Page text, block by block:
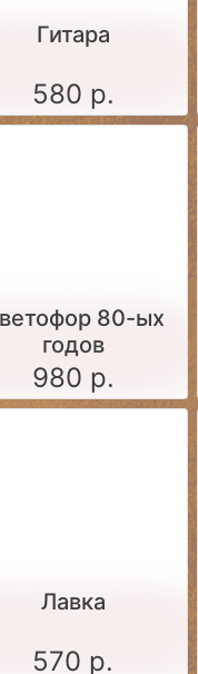
Гитара
580 р.
80-ых
годов
980 р.
Лавка
570 р.